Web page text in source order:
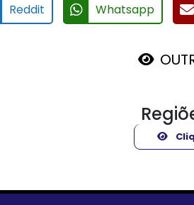
Reddit Whatsapp